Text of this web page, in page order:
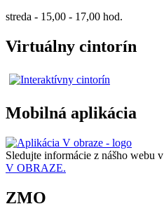
streda - 15,00 - 17,00 hod.
Virtuálny cintorín
Mobilná aplikácia
Sledujte informácie z nášho webu v
V OBRAZE.
ZMO